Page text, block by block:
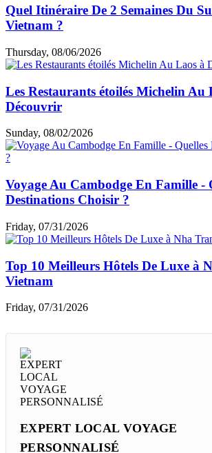
Quel Itinéraire De 2 Semaines Du
Vietnam ?
Thursday, 08/06/2026
Les Restaurants étoilés Michelin Au
Découvrir
Sunday, 08/02/2026
Voyage Au Cambodge En Famille -
Destinations Choisir ?
Friday, 07/31/2026
Top 10 Meilleurs Hôtels De Luxe à
Vietnam
Friday, 07/31/2026
EXPERT LOCAL VOYAGE
PERSONNALISÉ